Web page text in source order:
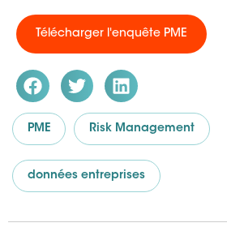
Télécharger l'enquête PME
PME Risk Management
données entreprises